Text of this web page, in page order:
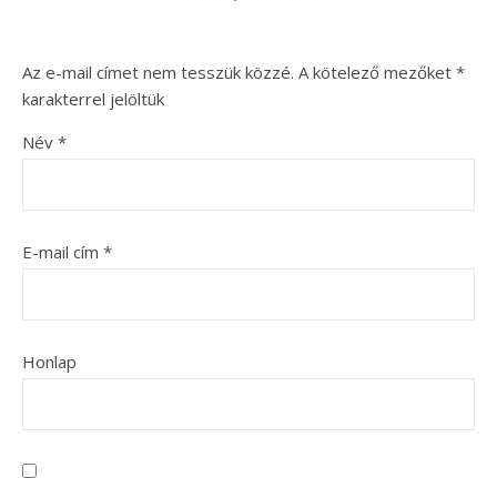
Az e-mail címet nem tesszük közzé. A kötelező mezőket *
karakterrel jelöltük
Név *
E-mail cím *
Honlap